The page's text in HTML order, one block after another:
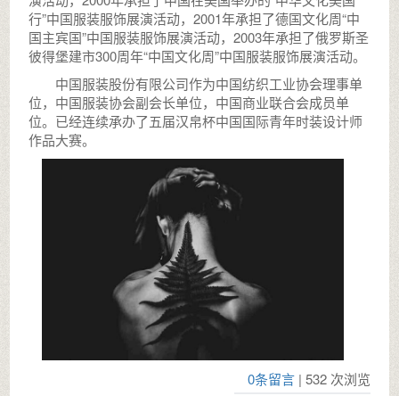
行”中国服装服饰展演活动，2001年承担了德国文化周“中
国主宾国”中国服装服饰展演活动，2003年承担了俄罗斯圣
彼得堡建市300周年“中国文化周”中国服装服饰展演活动。
中国服装股份有限公司作为中国纺织工业协会理事单
位，中国服装协会副会长单位，中国商业联合会成员单
位。已经连续承办了五届汉帛杯中国国际青年时装设计师
作品大赛。
0条留言 | 532 次浏览